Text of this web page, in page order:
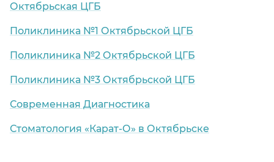
Октябрьская ЦГБ
Поликлиника №1 Октябрьской ЦГБ
Поликлиника №2 Октябрьской ЦГБ
Поликлиника №3 Октябрьской ЦГБ
Современная Диагностика
Стоматология «Карат-О» в Октябрьске